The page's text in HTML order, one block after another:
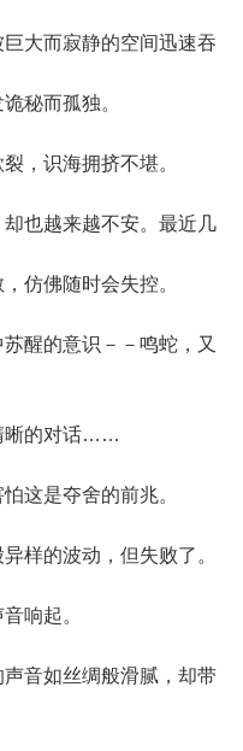
大而寂静的空间迅速吞
秘而孤独。
，识海拥挤不堪。
也越来越不安。最近几
仿佛随时会失控。
醒的意识－－鸣蛇，又
晰的对话……
这是夺舍的前兆。
的波动，但失败了。
响起。
音如丝绸般滑腻，却带